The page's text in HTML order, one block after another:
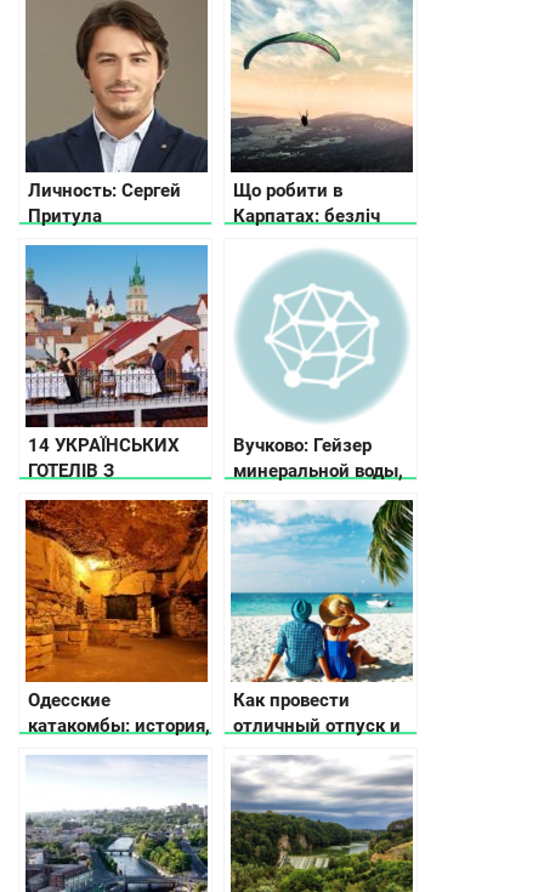
здивують
Личность: Сергей
Притула
Що робити в
Карпатах: безліч
кожного
14 УКРАЇНСЬКИХ
ГОТЕЛІВ З
ДИВОВИЖНИМ
МИНУЛИМ
Вучково: Гейзер
минеральной воды,
памятник пчеле
Одесские
катакомбы: история,
тайны и легенды
Как провести
отличный отпуск и
не тратить больших
денег